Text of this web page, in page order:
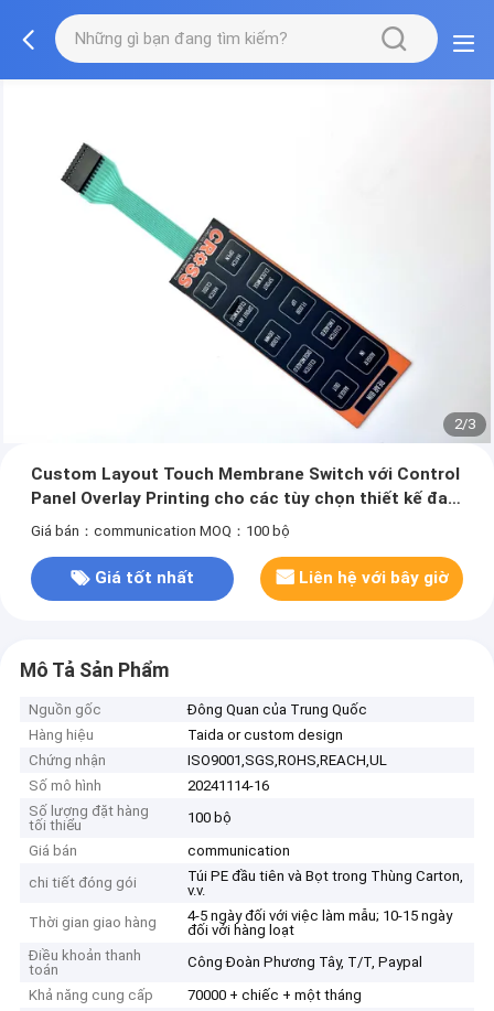
2/3
Custom Layout Touch Membrane Switch với Control
Panel Overlay Printing cho các tùy chọn thiết kế đa
năng
Giá bán：communication MOQ：100 bộ
Giá tốt nhất Liên hệ với bây giờ
Mô Tả Sản Phẩm
Nguồn gốc
Đông Quan của Trung Quốc
Hàng hiệu
Taida or custom design
Chứng nhận
ISO9001,SGS,ROHS,REACH,UL
Số mô hình
20241114-16
Số lượng đặt hàng
tối thiểu
100 bộ
Giá bán
communication
chi tiết đóng gói
Túi PE đầu tiên và Bọt trong Thùng Carton,
v.v.
Thời gian giao hàng
4-5 ngày đối với việc làm mẫu; 10-15 ngày
đối với hàng loạt
Điều khoản thanh
toán
Công Đoàn Phương Tây, T/T, Paypal
Khả năng cung cấp
70000 + chiếc + một tháng